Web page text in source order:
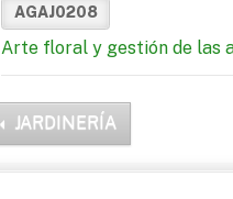
AGAJ0208
Arte floral y gestión de las
JARDINERÍA